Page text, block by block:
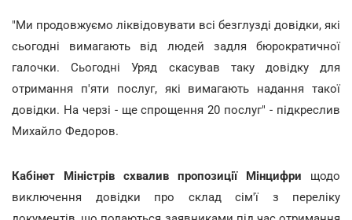
"Ми продовжуємо ліквідовувати всі безглузді довідки, які
сьогодні вимагають від людей задля бюрократичної
галочки. Сьогодні Уряд скасував таку довідку для
отримання п'яти послуг, які вимагають надання такої
довідки. На черзі - ще спрощення 20 послуг" - підкреслив
Михайло Федоров.
Кабінет Міністрів схвалив пропозиції Мінцифри щодо
виключення довідки про склад сім'ї з переліку